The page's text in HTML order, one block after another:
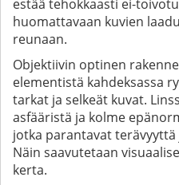
estää tehokkaasti ei-
huomattavaan kuvien
reunaan.
Objektiivin optinen
elementistä kahdeksassa
tarkat ja selkeät kuvat.
asfääristä ja kolme
jotka parantavat
Näin saavutetaan
kerta.